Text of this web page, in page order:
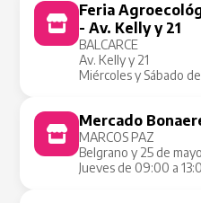
Feria
- Av. Kelly y 21
BALCARCE
Av. Kelly y 21
Miércoles y Sábado
Mercado
MARCOS PAZ
Belgrano y 25 de mayo
Jueves de 09:00 a